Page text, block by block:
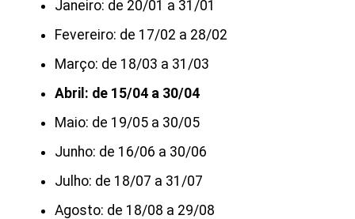
Janeiro: de 20/01 a 31/01
Fevereiro: de 17/02 a 28/02
Março: de 18/03 a 31/03
Abril: de 15/04 a 30/04
Maio: de 19/05 a 30/05
Junho: de 16/06 a 30/06
Julho: de 18/07 a 31/07
Agosto: de 18/08 a 29/08